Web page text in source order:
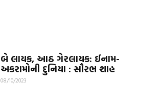
બે લાયક, આઠ ગેરલાયક: ઈનામ-
અકરામોની દુનિયા : સૌરભ શાહ
08/10/2023